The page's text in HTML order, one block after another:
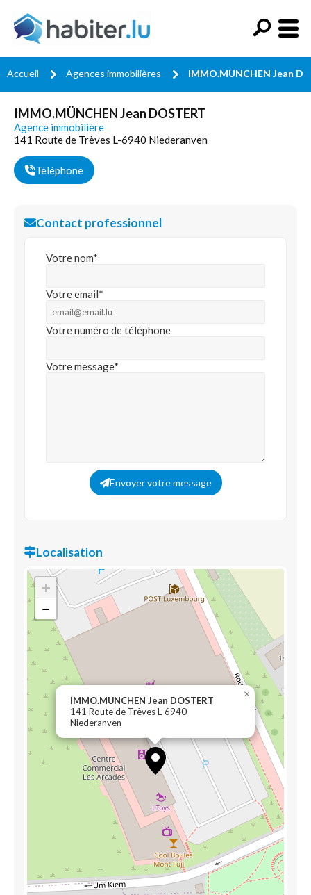
Accueil Agences immobilières IMMO.MÜNCHEN Jean
IMMO.MÜNCHEN Jean DOSTERT
Agence immobilière
141 Route de Trèves L-6940 Niederanven
Téléphone
Contact professionnel
Votre nom*
Votre email*
Votre numéro de téléphone
Votre message*
Envoyer votre message
Localisation
IMMO.MÜNCHEN Jean DOSTERT
141 Route de Trèves L-6940
Niederanven
×
+
−